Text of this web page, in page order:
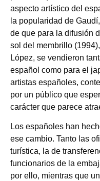
aspecto artístico del
la popularidad de
de que para la difusión
sol del membrillo
López, se vendieron
español como para el
artistas españoles,
por un público que
carácter que parece
Los españoles han
ese cambio. Tanto las
turística, la de
funcionarios de la
por ello, mientras que